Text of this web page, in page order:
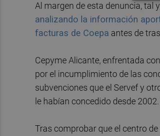
Al margen de esta denuncia, tal
analizando la información
facturas de Coepa antes de
Cepyme Alicante, enfrentada
por el incumplimiento de las
subvenciones que el Servef y
le habían concedido desde
Tras comprobar que el centro